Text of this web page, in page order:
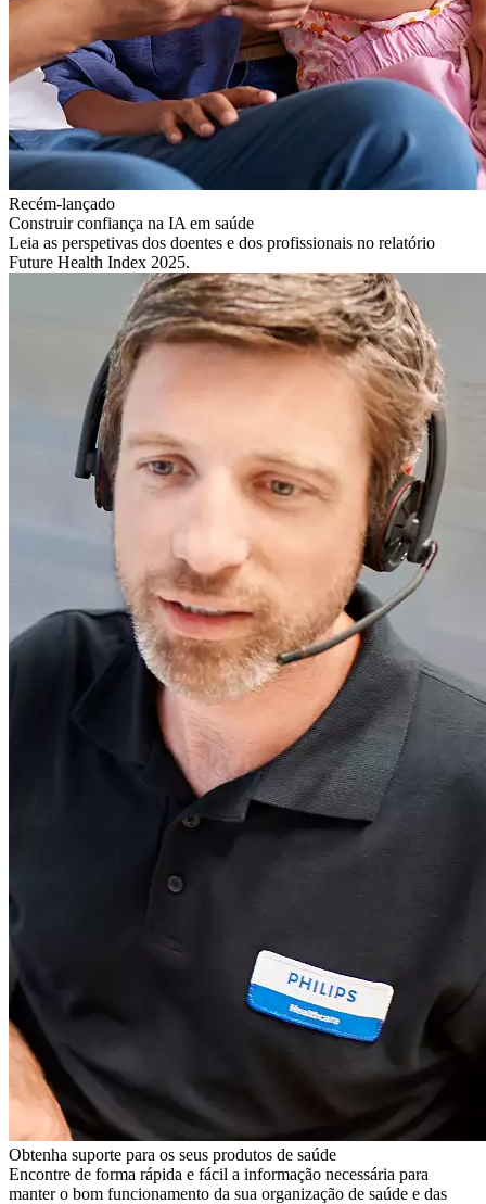
Recém-lançado
Construir confiança na IA em saúde
Leia as perspetivas dos doentes e dos profissionais no relatório
Future Health Index 2025.
Obtenha suporte para os seus produtos de saúde
Encontre de forma rápida e fácil a informação necessária para
manter o bom funcionamento da sua organização de saúde e das